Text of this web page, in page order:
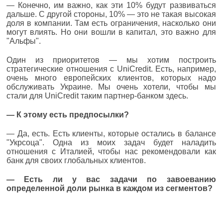
— Конечно, им важно, как эти 10% будут развиваться
дальше. С другой стороны, 10% — это не такая высокая
доля в компании. Там есть ограничения, насколько они
могут влиять. Но они вошли в капитал, это важно для
"Альфы".
Один из приоритетов — мы хотим построить
стратегические отношения с UniCredit. Есть, например,
очень много европейских клиентов, которых надо
обслуживать Украине. Мы очень хотели, чтобы мы
стали для UniCredit таким партнер-банком здесь.
— К этому есть предпосылки?
— Да, есть. Есть клиенты, которые остались в балансе
"Укрсоца". Одна из моих задач будет наладить
отношения с Италией, чтобы нас рекомендовали как
банк для своих глобальных клиентов.
— Есть ли у вас задачи по завоеванию
определенной доли рынка в каждом из сегментов?